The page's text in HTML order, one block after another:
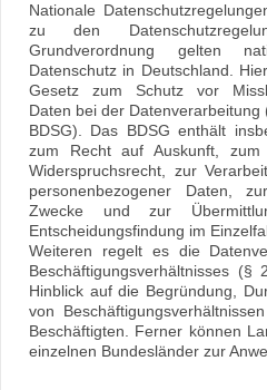
Nationale
zu den
Grundverordnung gelten
Datenschutz in Deutschland.
Gesetz zum Schutz vor
Daten bei der
BDSG). Das BDSG enthält
zum Recht auf Auskunft,
Widerspruchsrecht, zur
personenbezogener Daten,
Zwecke und zur
Entscheidungsfindung im
Weiteren regelt es die
Beschäftigungsverhältnisses (§
Hinblick auf die Begründung,
von
Beschäftigten. Ferner können
einzelnen Bundesländer zur